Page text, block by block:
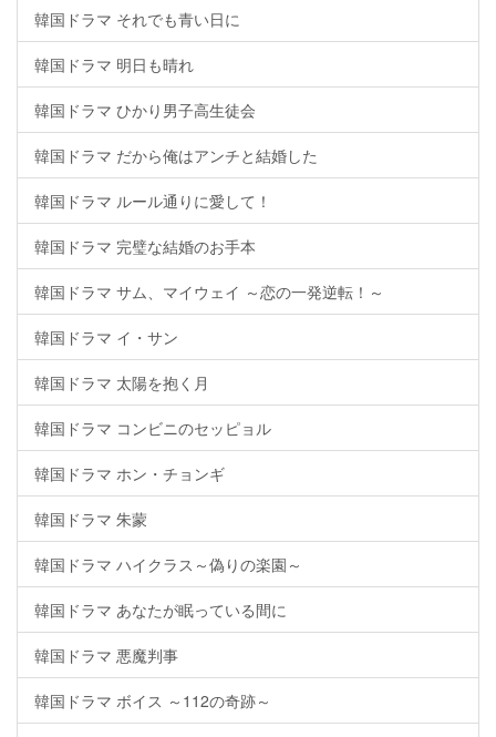
韓国ドラマ それでも青い日に
韓国ドラマ 明日も晴れ
韓国ドラマ ひかり男子高生徒会
韓国ドラマ だから俺はアンチと結婚した
韓国ドラマ ルール通りに愛して！
韓国ドラマ 完璧な結婚のお手本
韓国ドラマ サム、マイウェイ ～恋の一発逆転！～
韓国ドラマ イ・サン
韓国ドラマ 太陽を抱く月
韓国ドラマ コンビニのセッピョル
韓国ドラマ ホン・チョンギ
韓国ドラマ 朱蒙
韓国ドラマ ハイクラス～偽りの楽園～
韓国ドラマ あなたが眠っている間に
韓国ドラマ 悪魔判事
韓国ドラマ ボイス ～112の奇跡～